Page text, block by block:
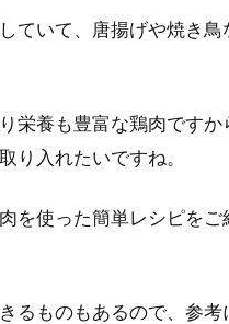
ていて、唐揚げや焼き鳥
栄養も豊富な鶏肉ですか
り入れたいですね。
を使った簡単レシピをご
るものもあるので、参考